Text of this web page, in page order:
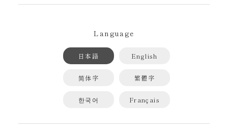
Language
日本語 English
简体字 繁體字
한국어 Français